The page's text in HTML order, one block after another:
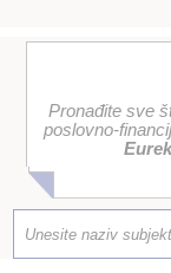
Pronađite sve
poslovno-